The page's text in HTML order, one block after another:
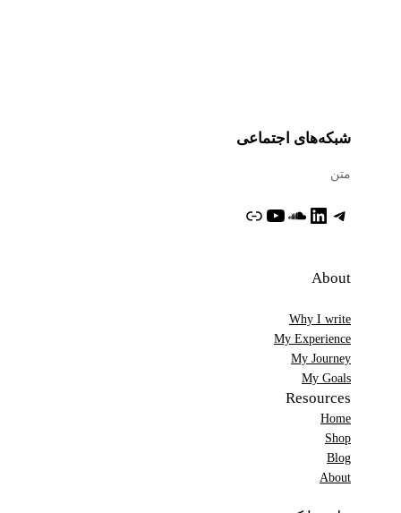
شبکه‌های اجتماعی
متن
تلگرام لینکداین ساوندکلاود یوتیوبپیوند
About
Why I write
My Experience
My Journey
My Goals
Resources
Home
Shop
Blog
About